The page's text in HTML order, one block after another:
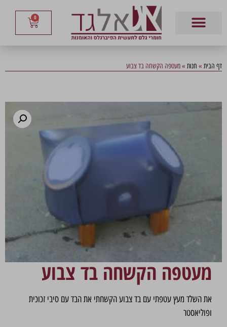
0
דף הבית » חנות »מעטפה הקשחה בד צבוע
מעטפה הקשחה בד צבוע
את השלד מעץ עטפתי עם בד צבוע הקשחתי את הבד עם סיבי זכוכית
ופוליאסטר